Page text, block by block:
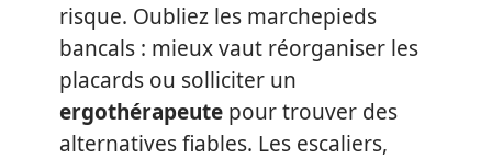
risque. Oubliez les marchepieds
bancals : mieux vaut réorganiser les
placards ou solliciter un
ergothérapeute pour trouver des
alternatives fiables. Les escaliers,